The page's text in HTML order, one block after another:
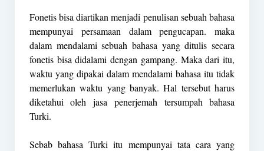
Fonetis bisa diartikan menjadi penulisan sebuah bahasa
mempunyai persamaan dalam pengucapan. maka
dalam mendalami sebuah bahasa yang ditulis secara
fonetis bisa didalami dengan gampang. Maka dari itu,
waktu yang dipakai dalam mendalami bahasa itu tidak
memerlukan waktu yang banyak. Hal tersebut harus
diketahui oleh jasa penerjemah tersumpah bahasa
Turki.
Sebab bahasa Turki itu mempunyai tata cara yang